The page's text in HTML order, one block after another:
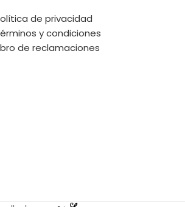
de privacidad
y condiciones
de reclamaciones